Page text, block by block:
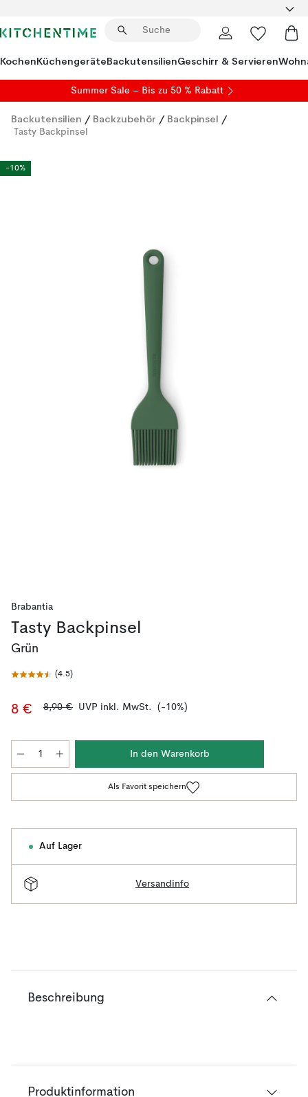
KochenKüchengeräteBackutensilienGeschirr & Servieren
Summer Sale – Bis zu 50 % Rabatt
Backutensilien / Backzubehör / Backpinsel /
Tasty Backpinsel
-10%
Brabantia
Tasty Backpinsel
Grün
(4.5)
8 € 8,90 € UVP inkl. MwSt. (-10%)
In den Warenkorb
Als Favorit speichern
Auf Lager
Versandinfo
Beschreibung
Produktinformation